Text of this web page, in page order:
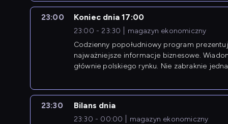
23:00 Koniec dnia 17:00
23:00 - 23:30
magazyn ekonomiczny
Codzienny popołudniowy program
najważniejsze informacje biznesowe.
głównie polskiego rynku. Nie zabraknie
23:30 Bilans dnia
23:30 - 00:00 magazyn ekonomiczny